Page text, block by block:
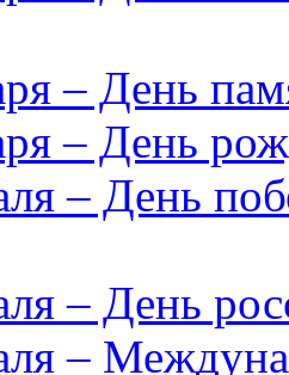
– День
– День
– День
– День
–